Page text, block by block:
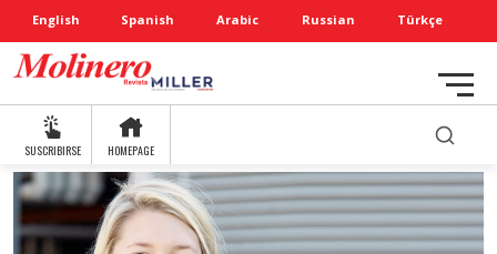
English Spanish Arabic Russian Türkçe
SUSCRIBIRSE HOMEPAGE